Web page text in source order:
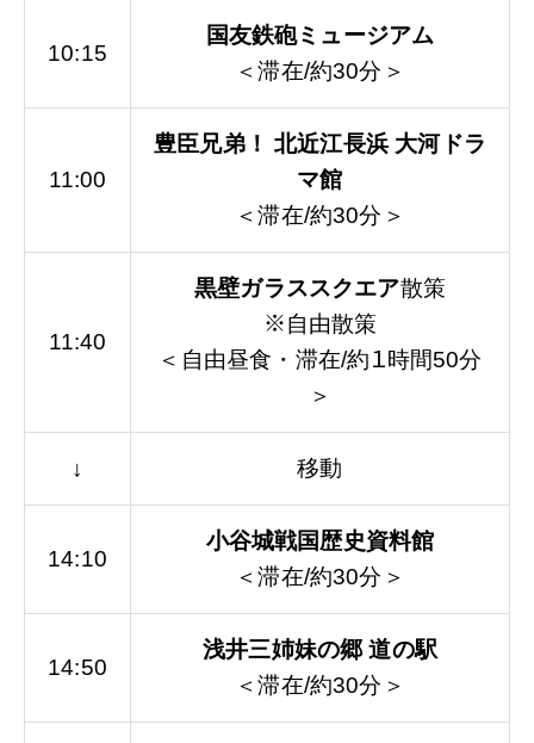
10:15
国友鉄砲ミュージアム
＜滞在/約30分＞
11:00
豊臣兄弟！ 北近江長浜 大河ドラ
マ館
＜滞在/約30分＞
11:40
黒壁ガラススクエア散策
※自由散策
＜自由昼食・滞在/約１時間50分
＞
↓ 移動
14:10
小谷城戦国歴史資料館
＜滞在/約30分＞
14:50
浅井三姉妹の郷 道の駅
＜滞在/約30分＞